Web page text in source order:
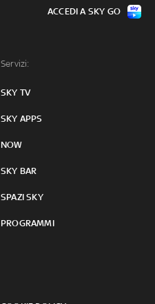
Servizi:
SKY TV
SKY APPS
NOW
SKY BAR
SPAZI SKY
PROGRAMMI
ACCEDI A SKY GO